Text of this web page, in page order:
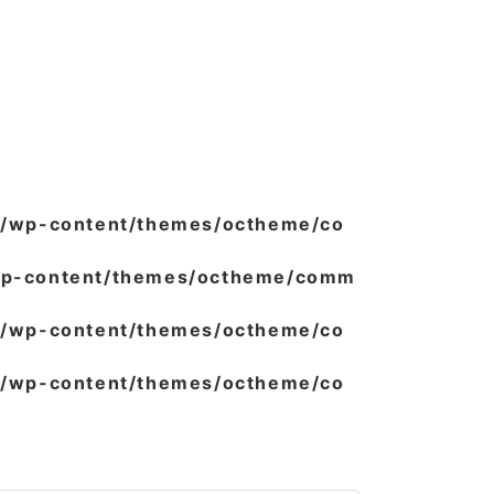
content/themes/octheme/co
content/themes/octheme/comm
content/themes/octheme/co
content/themes/octheme/co